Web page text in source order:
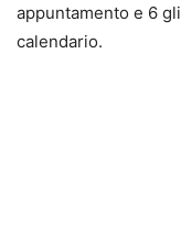
appuntamento e 6
calendario.